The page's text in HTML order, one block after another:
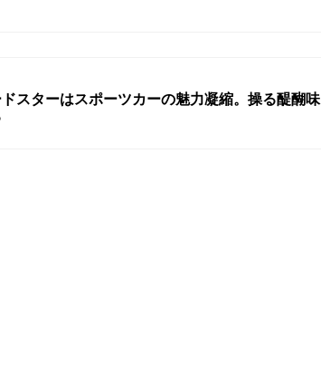
ドスターはスポーツカーの魅力凝縮。操る醍醐味